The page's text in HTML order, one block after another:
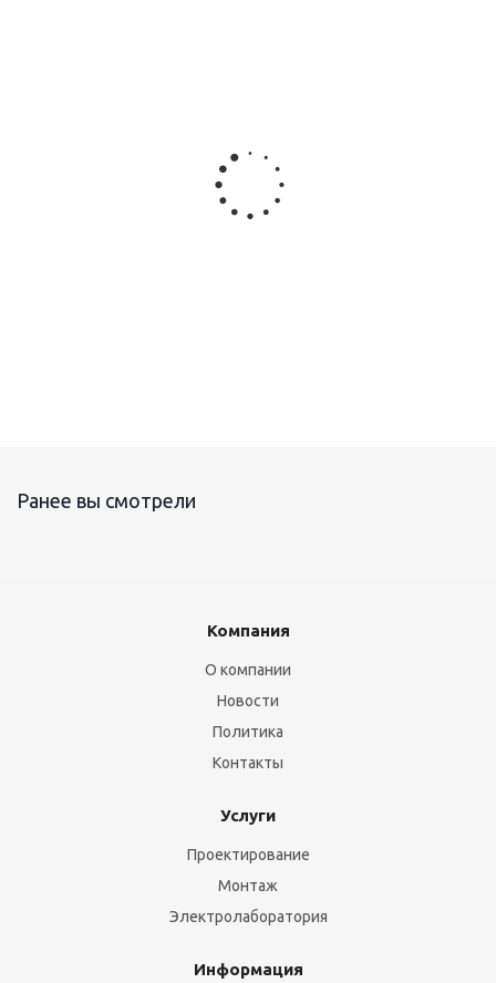
Саморегулирующаяся электрическая нагревательная
лента VR
Ранее вы смотрели
Компания
О компании
Новости
Политика
Контакты
Услуги
Проектирование
Монтаж
Электролаборатория
Информация